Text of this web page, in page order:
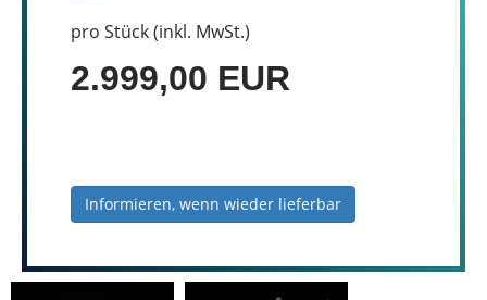
pro Stück (inkl. MwSt.)
2.999,00 EUR
Informieren, wenn wieder lieferbar